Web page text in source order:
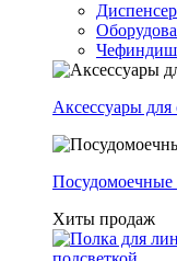
Аксессуары для
Хиты продаж